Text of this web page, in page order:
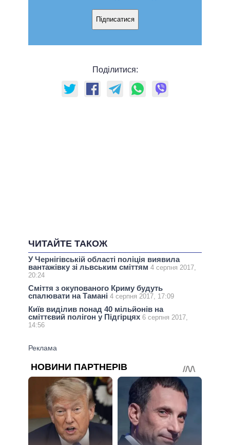
Підписатися
Поділитися:
ЧИТАЙТЕ ТАКОЖ
У Чернігівській області поліція виявила
вантажівку зі львським сміттям 4 серпня 2017,
20:24
Сміття з окупованого Криму будуть
спалювати на Тамані 4 серпня 2017, 17:09
Київ виділив понад 40 мільйонів на
сміттєвий полігон у Підгірцях 6 серпня 2017,
14:56